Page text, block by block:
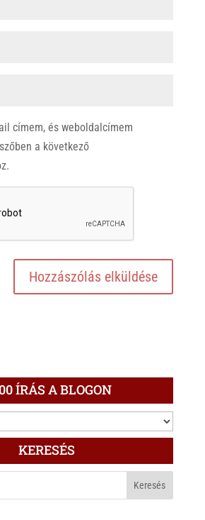
címem, és weboldalcímem
a következő
ÍRÁS A BLOGON
KERESÉS